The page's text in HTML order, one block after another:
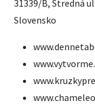
31339/B, Stredná
Slovensko